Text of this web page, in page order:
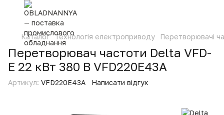
Каталог Технологія електроприводу Перетворювачі
Перетворювач частоти Delta VFD-
E 22 кВт 380 В VFD220E43A
Артикул: VFD220E43A Написати відгук